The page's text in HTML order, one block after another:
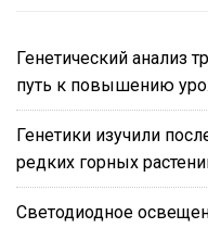
Генетический анализ
путь к повышению
Генетики изучили
редких горных
Светодиодное